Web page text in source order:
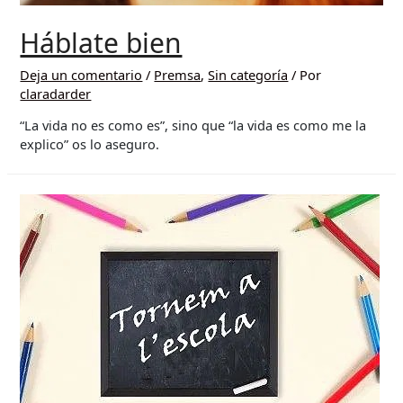
Háblate bien
Deja un comentario / Premsa,Sin categoría / Por
claradarder
“La vida no es como es”, sino que “la vida es como me la
explico” os lo aseguro.